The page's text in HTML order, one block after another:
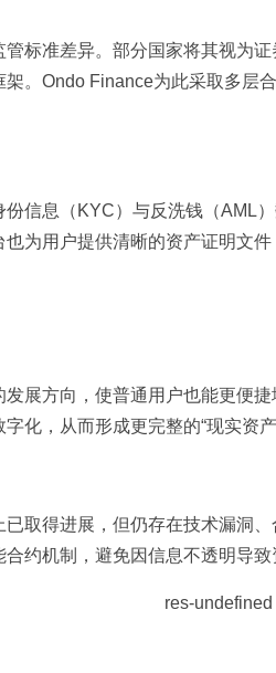
标准差异。部分国家将其视为
。Ondo Finance为此采取多层
信息（KYC）与反洗钱（AML
为用户提供清晰的资产证明文件
展方向，使普通用户也能更便
化，从而形成更完整的“现实资产
取得进展，但仍存在技术漏洞
约机制，避免因信息不透明导致